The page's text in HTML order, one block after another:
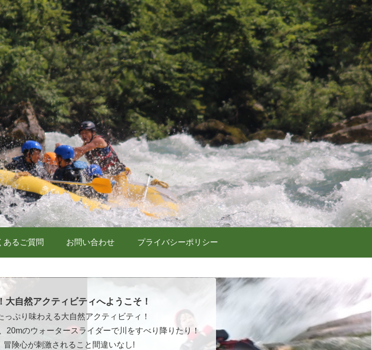
あるご質問 お問い合わせ プライバシーポリシー
大自然アクティビティへようこそ！
っぷり味わえる大自然アクティビティ！
20mのウォータースライダーで川をすべり降りたり！
冒険心が刺激されること間違いなし!